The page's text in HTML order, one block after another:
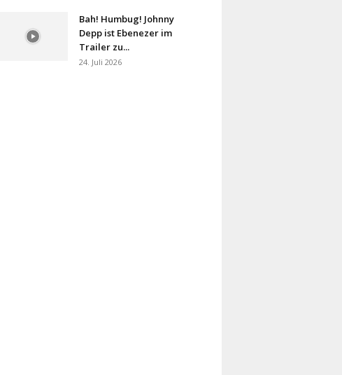
Bah! Humbug! Johnny
Depp ist Ebenezer im
Trailer zu...
24. Juli 2026